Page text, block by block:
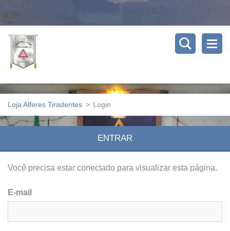
Loja Alferes Tiradentes > Login
ENTRAR
Você precisa estar conectado para visualizar esta página.
E-mail